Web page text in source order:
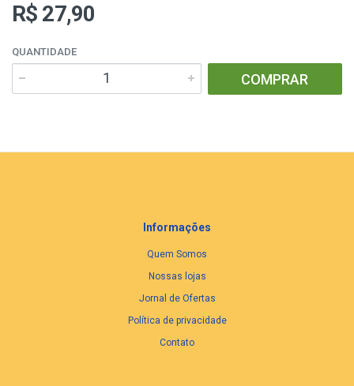
R$ 27,90
QUANTIDADE
COMPRAR
Informações
Quem Somos
Nossas lojas
Jornal de Ofertas
Política de privacidade
Contato